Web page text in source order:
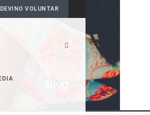
DEVINO VOLUNTAR